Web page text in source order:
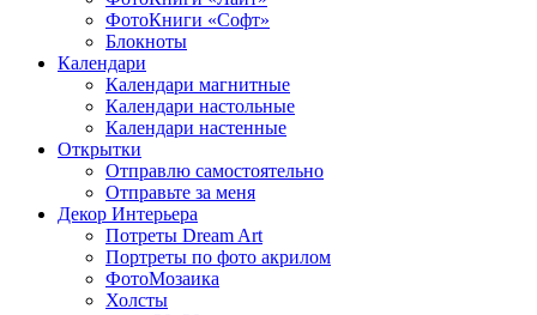
ФотоКниги «Софт»
Блокноты
Календари
Календари магнитные
Календари настольные
Календари настенные
Открытки
Отправлю самостоятельно
Отправьте за меня
Декор Интерьера
Потреты Dream Art
Портреты по фото акрилом
ФотоМозаика
Холсты